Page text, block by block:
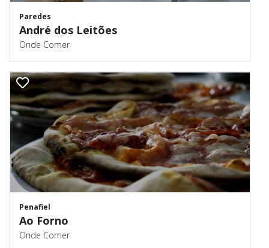
Paredes
André dos Leitões
Onde Comer
Penafiel
Ao Forno
Onde Comer